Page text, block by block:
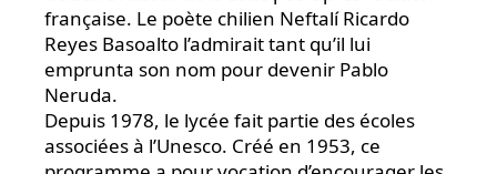
française. Le poète chilien Neftalí Ricardo
Reyes Basoalto l’admirait tant qu’il lui
emprunta son nom pour devenir Pablo
Neruda.
Depuis 1978, le lycée fait partie des écoles
associées à l’Unesco. Créé en 1953, ce